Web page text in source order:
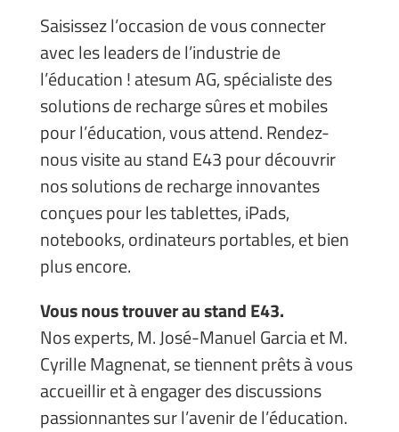
Saisissez l’occasion de vous connecter
avec les leaders de l’industrie de
l’éducation ! atesum AG, spécialiste des
solutions de recharge sûres et mobiles
pour l’éducation, vous attend. Rendez-
nous visite au stand E43 pour découvrir
nos solutions de recharge innovantes
conçues pour les tablettes, iPads,
notebooks, ordinateurs portables, et bien
plus encore.
Vous nous trouver au stand E43.
Nos experts, M. José-Manuel Garcia et M.
Cyrille Magnenat, se tiennent prêts à vous
accueillir et à engager des discussions
passionnantes sur l’avenir de l’éducation.